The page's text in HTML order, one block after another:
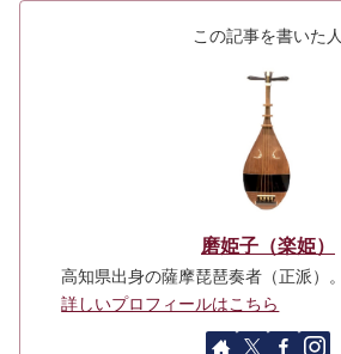
この記事を書いた人
磨姫子（楽姫）
高知県出身の薩摩琵琶奏者（正派）。
詳しいプロフィールはこちら